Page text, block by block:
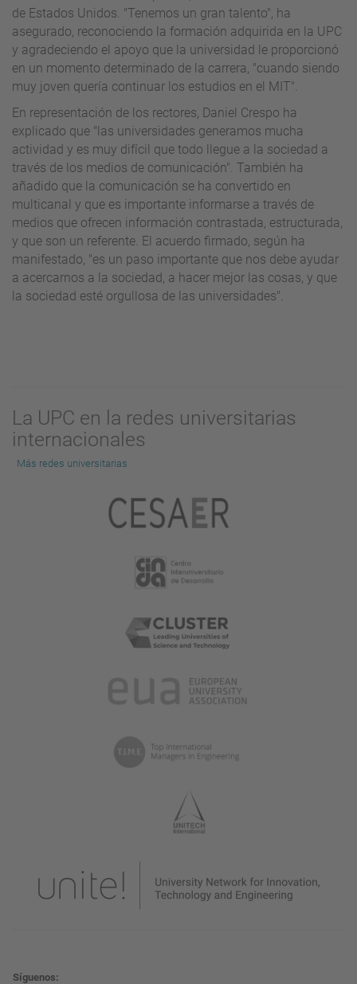
de Estados Unidos. "Tenemos un gran talento", ha
asegurado, reconociendo la formación adquirida en la UPC
y agradeciendo el apoyo que la universidad le proporcionó
en un momento determinado de la carrera, "cuando siendo
muy joven quería continuar los estudios en el MIT".
En representación de los rectores, Daniel Crespo ha
explicado que "las universidades generamos mucha
actividad y es muy difícil que todo llegue a la sociedad a
través de los medios de comunicación". También ha
añadido que la comunicación se ha convertido en
multicanal y que es importante informarse a través de
medios que ofrecen información contrastada, estructurada,
y que son un referente. El acuerdo firmado, según ha
manifestado, "es un paso importante que nos debe ayudar
a acercarnos a la sociedad, a hacer mejor las cosas, y que
la sociedad esté orgullosa de las universidades".
La UPC en la redes universitarias
internacionales
Más redes universitarias
Síguenos